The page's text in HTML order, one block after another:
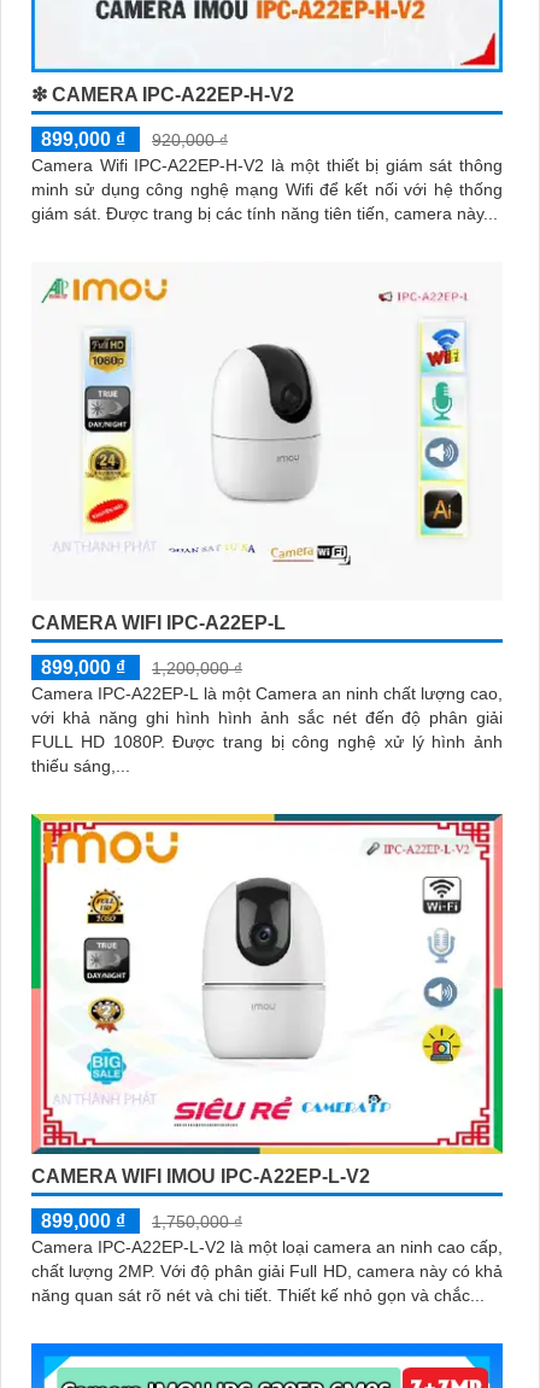
❇ CAMERA IPC-A22EP-H-V2
899,000 ₫
920,000 ₫
Camera Wifi IPC-A22EP-H-V2 là một thiết bị giám sát thông
minh sử dụng công nghệ mạng Wifi để kết nối với hệ thống
giám sát. Được trang bị các tính năng tiên tiến, camera này...
CAMERA WIFI IPC-A22EP-L
899,000 ₫
1,200,000 ₫
Camera IPC-A22EP-L là một Camera an ninh chất lượng cao,
với khả năng ghi hình hình ảnh sắc nét đến độ phân giải
FULL HD 1080P. Được trang bị công nghệ xử lý hình ảnh
thiếu sáng,...
CAMERA WIFI IMOU IPC-A22EP-L-V2
899,000 ₫
1,750,000 ₫
Camera IPC-A22EP-L-V2 là một loại camera an ninh cao cấp,
chất lượng 2MP. Với độ phân giải Full HD, camera này có khả
năng quan sát rõ nét và chi tiết. Thiết kế nhỏ gọn và chắc...